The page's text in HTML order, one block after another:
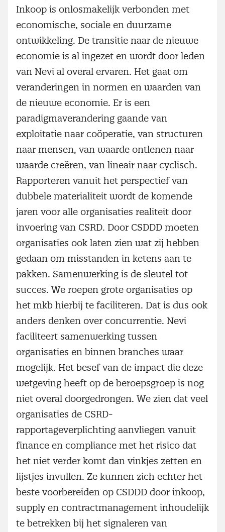
Inkoop is onlosmakelijk verbonden met
economische, sociale en duurzame
ontwikkeling. De transitie naar de nieuwe
economie is al ingezet en wordt door leden
van Nevi al overal ervaren. Het gaat om
veranderingen in normen en waarden van
de nieuwe economie. Er is een
paradigmaverandering gaande van
exploitatie naar coöperatie, van structuren
naar mensen, van waarde ontlenen naar
waarde creëren, van lineair naar cyclisch.
Rapporteren vanuit het perspectief van
dubbele materialiteit wordt de komende
jaren voor alle organisaties realiteit door
invoering van CSRD. Door CSDDD moeten
organisaties ook laten zien wat zij hebben
gedaan om misstanden in ketens aan te
pakken. Samenwerking is de sleutel tot
succes. We roepen grote organisaties op
het mkb hierbij te faciliteren. Dat is dus ook
anders denken over concurrentie. Nevi
faciliteert samenwerking tussen
organisaties en binnen branches waar
mogelijk. Het besef van de impact die deze
wetgeving heeft op de beroepsgroep is nog
niet overal doorgedrongen. We zien dat veel
organisaties de CSRD-
rapportageverplichting aanvliegen vanuit
finance en compliance met het risico dat
het niet verder komt dan vinkjes zetten en
lijstjes invullen. Ze kunnen zich echter het
beste voorbereiden op CSDDD door inkoop,
supply en contractmanagement inhoudelijk
te betrekken bij het signaleren van